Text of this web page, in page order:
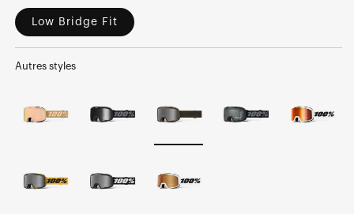
Low Bridge Fit
Autres styles